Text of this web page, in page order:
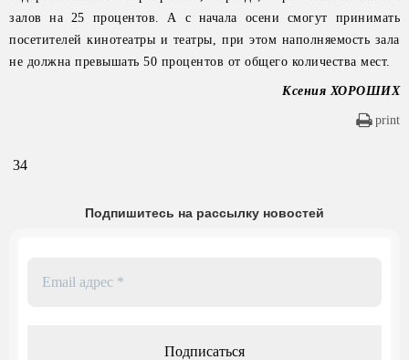
залов на 25 процентов. А с начала осени смогут принимать
посетителей кинотеатры и театры, при этом наполняемость зала
не должна превышать 50 процентов от общего количества мест.
Ксения ХОРОШИХ
print
34
Подпишитесь на рассылку новостей